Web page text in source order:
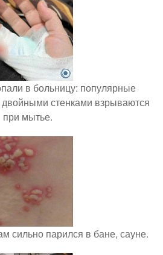
в больницу: популярные
двойными стенками взрываются
при мытье.
сильно парился в бане, сауне.